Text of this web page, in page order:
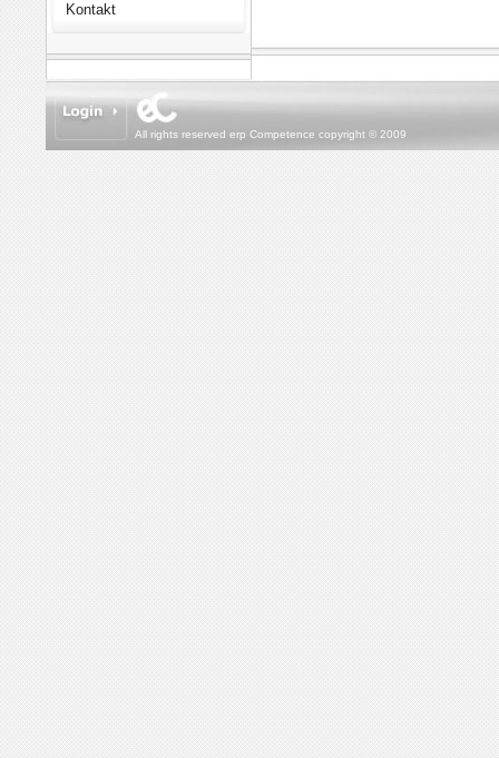
Kontakt
All rights reserved erp Competence copyright © 2009